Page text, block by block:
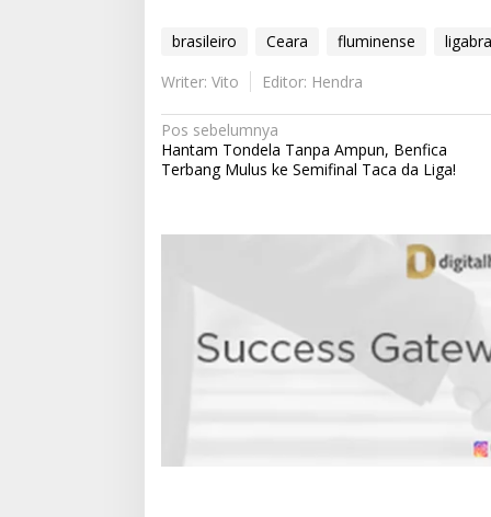
brasileiro Ceara fluminense
Writer: Vito
Editor: Hendra
N
a
i
Pos sebelumnya
Hantam Tondela Tanpa Ampun, Benfica
Terbang Mulus ke Semifinal Taca da Liga!